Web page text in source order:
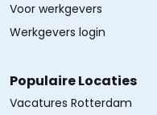
Voor werkgevers
Werkgevers login
Populaire Locaties
Vacatures Rotterdam